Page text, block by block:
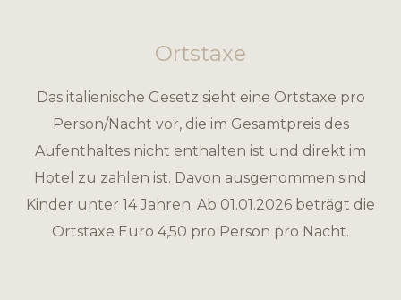
Ortstaxe
Das italienische Gesetz sieht eine Ortstaxe pro
Person/Nacht vor, die im Gesamtpreis des
Aufenthaltes nicht enthalten ist und direkt im
Hotel zu zahlen ist. Davon ausgenommen sind
Kinder unter 14 Jahren. Ab 01.01.2026 beträgt die
Ortstaxe Euro 4,50 pro Person pro Nacht.